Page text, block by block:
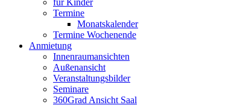
für Kinder
Termine
Monatskalender
Termine Wochenende
Anmietung
Innenraumansichten
Außenansicht
Veranstaltungsbilder
Seminare
360Grad Ansicht Saal